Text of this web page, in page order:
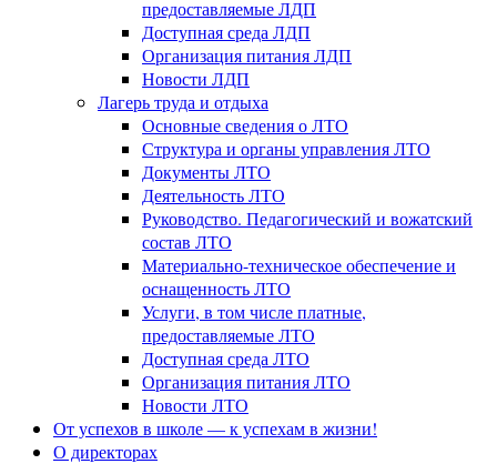
предоставляемые ЛДП
Доступная среда ЛДП
Организация питания ЛДП
Новости ЛДП
Лагерь труда и отдыха
Основные сведения о ЛТО
Структура и органы управления ЛТО
Документы ЛТО
Деятельность ЛТО
Руководство. Педагогический и вожатский
состав ЛТО
Материально-техническое обеспечение и
оснащенность ЛТО
Услуги, в том числе платные,
предоставляемые ЛТО
Доступная среда ЛТО
Организация питания ЛТО
Новости ЛТО
От успехов в школе — к успехам в жизни!
О директорах